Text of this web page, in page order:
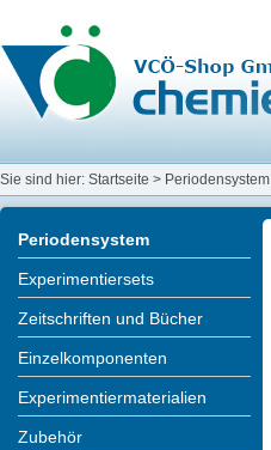
Sie sind hier: Startseite > Periodensystem
Periodensystem
Experimentiersets
Zeitschriften und Bücher
Einzelkomponenten
Experimentiermaterialien
Zubehör